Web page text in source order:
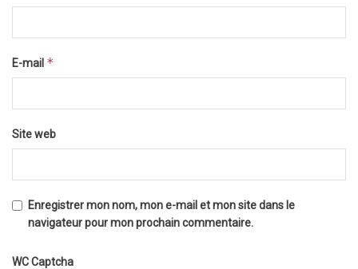
E-mail *
Site web
Enregistrer mon nom, mon e-mail et mon site dans le
navigateur pour mon prochain commentaire.
WC Captcha